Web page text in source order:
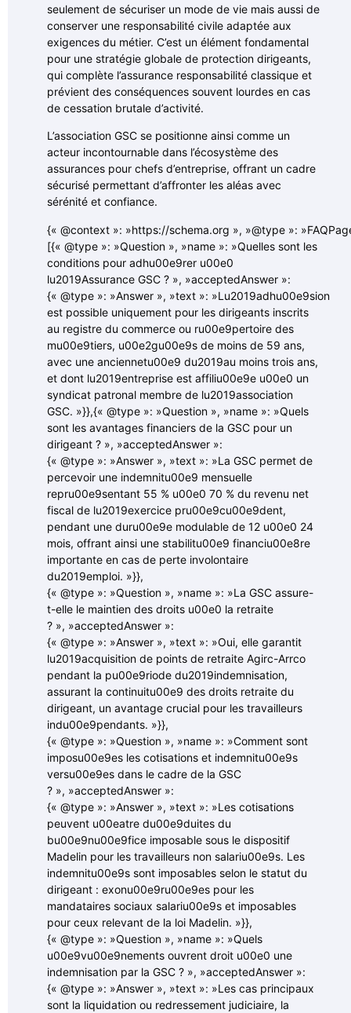
seulement de sécuriser un mode de vie mais aussi de
conserver une responsabilité civile adaptée aux
exigences du métier. C’est un élément fondamental
pour une stratégie globale de protection dirigeants,
qui complète l’assurance responsabilité classique et
prévient des conséquences souvent lourdes en cas
de cessation brutale d’activité.
L’association GSC se positionne ainsi comme un
acteur incontournable dans l’écosystème des
assurances pour chefs d’entreprise, offrant un cadre
sécurisé permettant d’affronter les aléas avec
sérénité et confiance.
{« @context »: »https://schema.org », »@type »:
[{« @type »: »Question », »name »: »Quelles sont les
conditions pour adhu00e9rer u00e0
lu2019Assurance GSC ? », »acceptedAnswer »:
{« @type »: »Answer », »text »: »Lu2019adhu00e9sion
est possible uniquement pour les dirigeants inscrits
au registre du commerce ou ru00e9pertoire des
mu00e9tiers, u00e2gu00e9s de moins de 59 ans,
avec une anciennetu00e9 du2019au moins trois ans,
et dont lu2019entreprise est affiliu00e9e u00e0 un
syndicat patronal membre de lu2019association
GSC. »}},{« @type »: »Question », »name »: »Quels
sont les avantages financiers de la GSC pour un
dirigeant ? », »acceptedAnswer »:
{« @type »: »Answer », »text »: »La GSC permet de
percevoir une indemnitu00e9 mensuelle
repru00e9sentant 55 % u00e0 70 % du revenu net
fiscal de lu2019exercice pru00e9cu00e9dent,
pendant une duru00e9e modulable de 12 u00e0 24
mois, offrant ainsi une stabilitu00e9 financiu00e8re
importante en cas de perte involontaire
du2019emploi. »}},
{« @type »: »Question », »name »: »La GSC assure-
t-elle le maintien des droits u00e0 la retraite
? », »acceptedAnswer »:
{« @type »: »Answer », »text »: »Oui, elle garantit
lu2019acquisition de points de retraite Agirc-Arrco
pendant la pu00e9riode du2019indemnisation,
assurant la continuitu00e9 des droits retraite du
dirigeant, un avantage crucial pour les travailleurs
indu00e9pendants. »}},
{« @type »: »Question », »name »: »Comment sont
imposu00e9es les cotisations et indemnitu00e9s
versu00e9es dans le cadre de la GSC
? », »acceptedAnswer »:
{« @type »: »Answer », »text »: »Les cotisations
peuvent u00eatre du00e9duites du
bu00e9nu00e9fice imposable sous le dispositif
Madelin pour les travailleurs non salariu00e9s. Les
indemnitu00e9s sont imposables selon le statut du
dirigeant : exonu00e9ru00e9es pour les
mandataires sociaux salariu00e9s et imposables
pour ceux relevant de la loi Madelin. »}},
{« @type »: »Question », »name »: »Quels
u00e9vu00e9nements ouvrent droit u00e0 une
indemnisation par la GSC ? », »acceptedAnswer »:
{« @type »: »Answer », »text »: »Les cas principaux
sont la liquidation ou redressement judiciaire, la